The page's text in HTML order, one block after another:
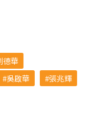
德華
吳啟華
張兆輝